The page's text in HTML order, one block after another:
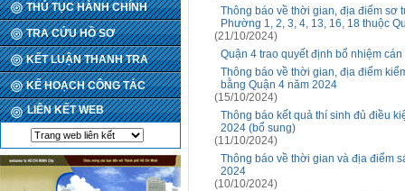
THỦ TỤC HÀNH CHÍNH
TRA CỨU HỒ SƠ
KẾT LUẬN THANH TRA
KẾ HOẠCH CÔNG TÁC
LIÊN KẾT WEB
Thông báo về thời gian, địa điểm sơ
Phường 1, 2, 3, 4, 13, 16, 18 thuộc
(21/10/2024)
Quận 4 trao quyết định bổ nhiệm cán
Thông báo về thời gian, địa điểm
bằng Quận 4 năm 2024
(15/10/2024)
Thông báo kết quả thí sinh đủ điều
2024 (bổ sung)
(11/10/2024)
Thông báo về thời gian và địa điểm
2024
(10/10/2024)